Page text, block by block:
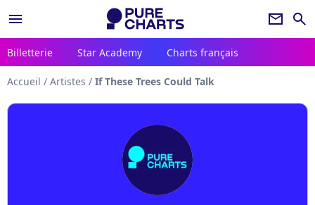
menu newsletter search
Billetterie Star Academy Charts français
Accueil / Artistes / If These Trees Could Talk